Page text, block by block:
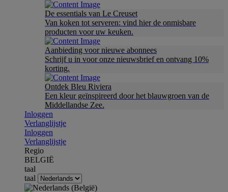
De essentials van Le Creuset
Van koken tot serveren: vind hier de onmisbare
producten voor uw keuken.
Aanbieding voor nieuwe abonnees
Schrijf u in voor onze nieuwsbrief en ontvang 10%
korting.
Ontdek Bleu Riviera
Een kleur geïnspireerd door het blauwgroen van de
Middellandse Zee.
Inloggen
Verlanglijstje
Inloggen
Verlanglijstje
Regio
BELGIË
taal
taal